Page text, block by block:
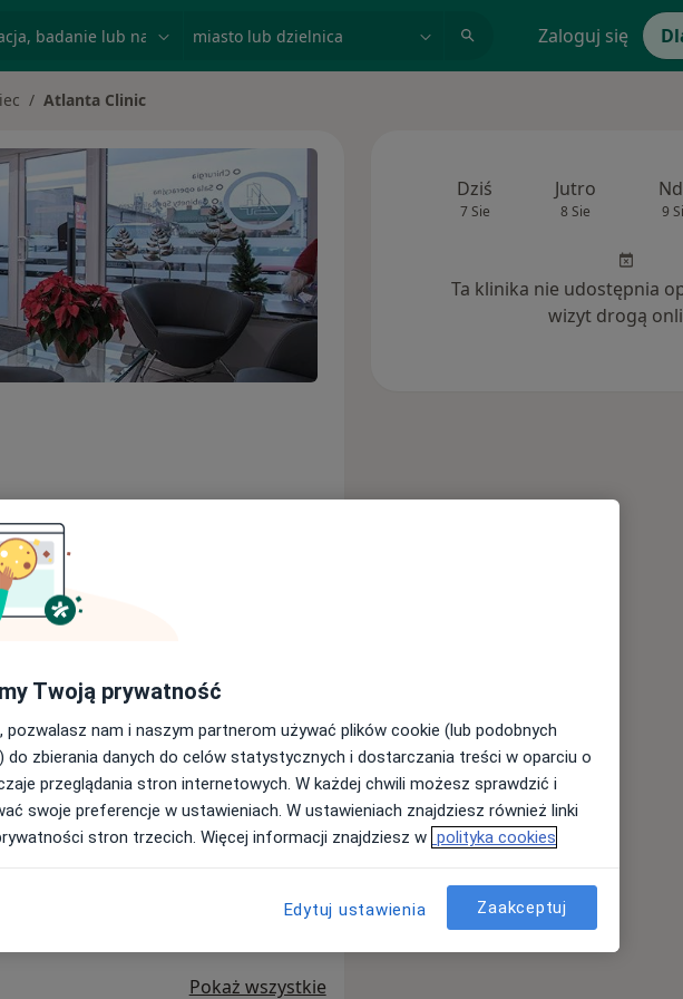
Zaloguj się
Atlanta Clinic
Wyślij wiadomość
Adresy Opinie
dr Dymitra Skopiczenko i żonę
się leczeniem pacjentów ze
wewnętrznymi.
ortopedyczną w mieście
“Centrum Fizjoterapii i
Pokaż wszystkie
Dziś
7 Sie
Jutro
8 Sie 9
Ta klinika nie udostępnia
wizyt drogą
Twoją prywatność
pozwalasz nam i naszym partnerom używać plików cookie (lub podobnych
do zbierania danych do celów statystycznych i dostarczania treści w oparciu o
przeglądania stron internetowych. W każdej chwili możesz sprawdzić i
swoje preferencje w ustawieniach. W ustawieniach znajdziesz również linki
stron trzecich. Więcej informacji znajdziesz w polityka cookies
Edytuj ustawienia Zaakceptuj